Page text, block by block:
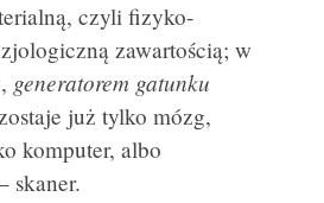
czyli fizyko-
zawartością; w
generatorem gatunku
już tylko mózg,
komputer, albo
skaner.